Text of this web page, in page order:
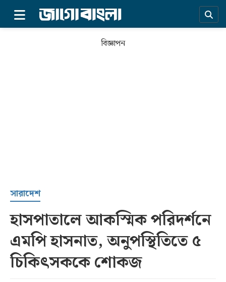
সর্বশেষ
সব
বিভাগ
বিজ্ঞাপন
সারাদেশ
হাসপাতালে আকস্মিক পরিদর্শনে
এমপি হাসনাত, অনুপস্থিতিতে ৫
চিকিৎসককে শোকজ